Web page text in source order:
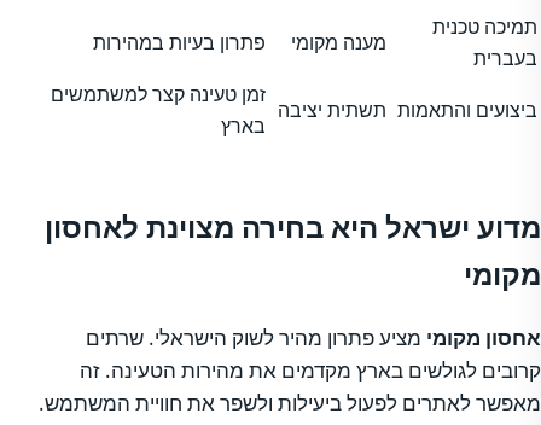
תמיכה טכנית
בעברית
מענה מקומי פתרון בעיות במהירות
ביצועים והתאמות תשתית יציבה
זמן טעינה קצר למשתמשים
בארץ
מדוע ישראל היא בחירה מצוינת לאחסון
מקומי
אחסון מקומי מציע פתרון מהיר לשוק הישראלי. שרתים
קרובים לגולשים בארץ מקדמים את מהירות הטעינה. זה
מאפשר לאתרים לפעול ביעילות ולשפר את חוויית המשתמש.